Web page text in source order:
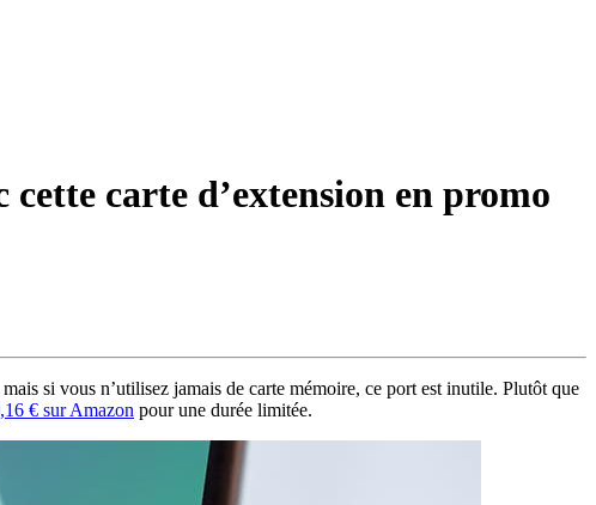
carte d’extension en promo
si vous n’utilisez jamais de carte mémoire, ce port est inutile. Plutôt que
€ sur Amazon pour une durée limitée.